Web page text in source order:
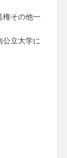
権その他一
立大学に